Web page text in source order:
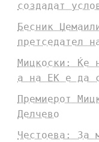
создадат
Бесник
претседател
Мицкоски: Ќе
а на ЕК е да
Премиерот
Делчево
Честоева: За